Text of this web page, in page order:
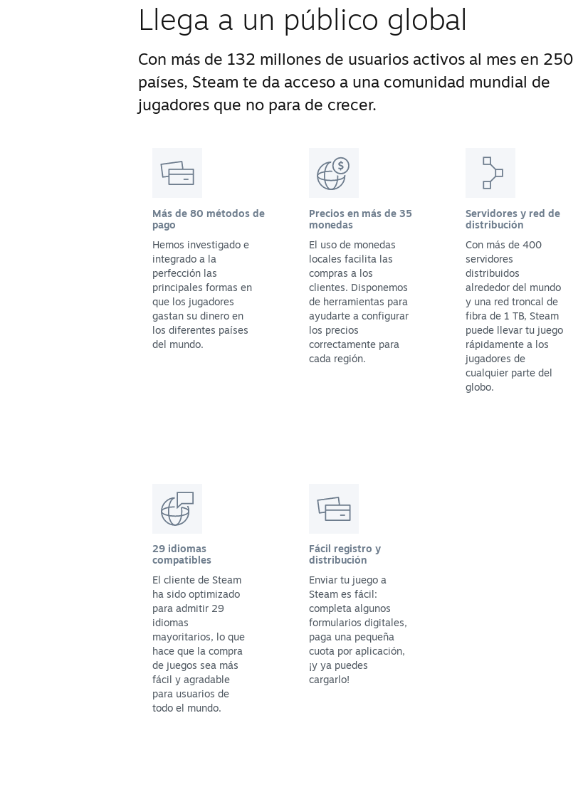
Llega a un público global
Con más de 132 millones de usuarios activos al mes en 250
países, Steam te da acceso a una comunidad mundial de
jugadores que no para de crecer.
Más de 80 métodos de
pago
Hemos investigado e
integrado a la
perfección las
principales formas en
que los jugadores
gastan su dinero en
los diferentes países
del mundo.
Precios en más de 35
monedas
El uso de monedas
locales facilita las
compras a los
clientes. Disponemos
de herramientas para
ayudarte a configurar
los precios
correctamente para
cada región.
Servidores y red de
distribución
Con más de 400
servidores
distribuidos
alrededor del mundo
y una red troncal de
fibra de 1 TB, Steam
puede llevar tu juego
rápidamente a los
jugadores de
cualquier parte del
globo.
29 idiomas
compatibles
El cliente de Steam
ha sido optimizado
para admitir 29
idiomas
mayoritarios, lo que
hace que la compra
de juegos sea más
fácil y agradable
para usuarios de
todo el mundo.
Fácil registro y
distribución
Enviar tu juego a
Steam es fácil:
completa algunos
formularios digitales,
paga una pequeña
cuota por aplicación,
¡y ya puedes
cargarlo!